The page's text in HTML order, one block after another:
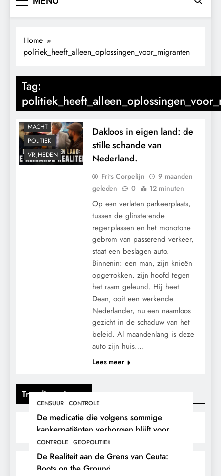
Trending nieuws
CENSUUR CONTROLE
De medicatie die volgens sommige
kankerpatiënten verborgen blijft voor
hun eigen arts.
CONTROLE GEOPOLITIEK
De Realiteit aan de Grens van Ceuta:
Boots on the Ground.
Home
politiek_heeft_alleen_oplossingen_voor_migranten
Tag:
GRONDRECHTEN
MACHT
POLITIEK
VRIJHEDEN
Dakloos in eigen land: de
stille schande van
Nederland.
Frits Corpelijn
9 maanden
geleden
0 12 minuten
Op een verlaten parkeerplaats,
tussen de glinsterende
regenplassen en het monotone
gebrom van passerend verkeer,
staat een beslagen auto.
Binnenin: een man, zijn knieën
opgetrokken, zijn hoofd tegen
het raam geleund. Hij heet
Dean, ooit een werkende
Nederlander, nu een naamloos
gezicht in de schaduw van het
beleid. Al maandenlang is deze
auto zijn huis….
Lees meer